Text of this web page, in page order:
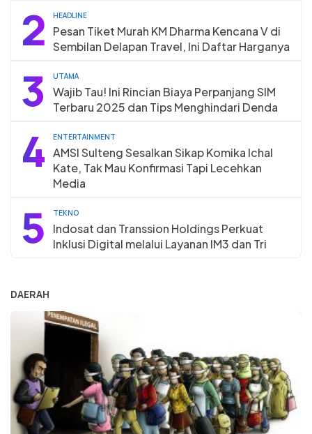
2 HEADLINE
Pesan Tiket Murah KM Dharma Kencana V di
Sembilan Delapan Travel, Ini Daftar Harganya
3 UTAMA
Wajib Tau! Ini Rincian Biaya Perpanjang SIM
Terbaru 2025 dan Tips Menghindari Denda
4 ENTERTAINMENT
AMSI Sulteng Sesalkan Sikap Komika Ichal
Kate, Tak Mau Konfirmasi Tapi Lecehkan
Media
5 TEKNO
Indosat dan Transsion Holdings Perkuat
Inklusi Digital melalui Layanan IM3 dan Tri
DAERAH